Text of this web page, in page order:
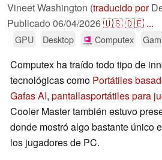
Vineet Washington (traducido por
Publicado 06/04/2026🇺🇸🇩🇪 ...
GPU Desktop Computex
Computex ha traído todo tipo de
tecnológicas como Portátiles
Gafas AI, pantallasportátiles para
Cooler Master también estuvo
donde mostró algo bastante único
los jugadores de PC.